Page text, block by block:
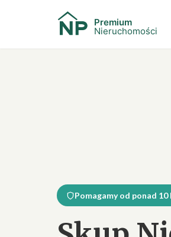
Pomagamy od ponad 10